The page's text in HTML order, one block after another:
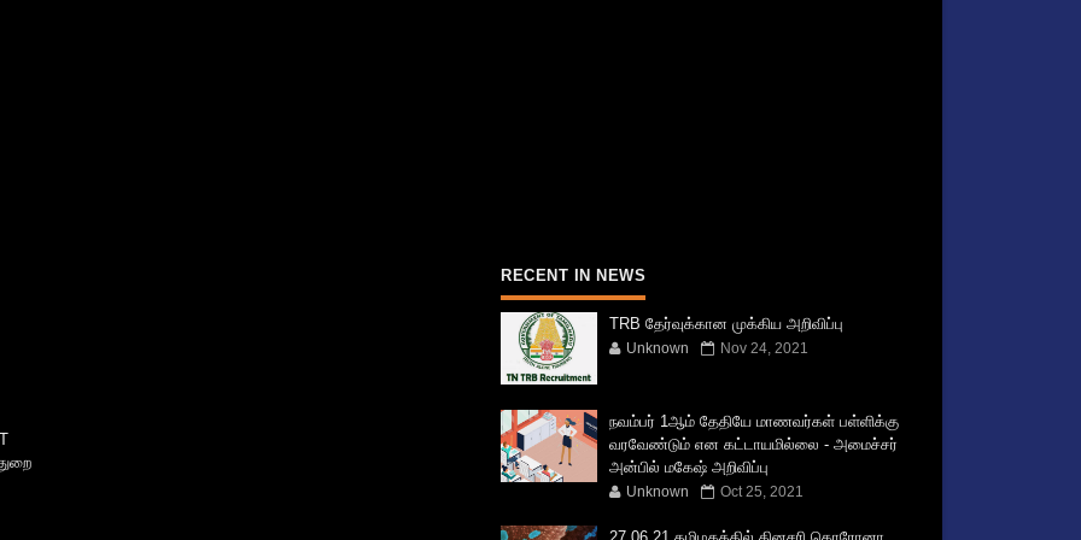
RECENT IN NEWS
TRB தேர்வுக்கான முக்கிய அறிவிப்பு
Unknown Nov 24, 2021
நவம்பர் 1ஆம் தேதியே மாணவர்கள் பள்ளிக்கு
வரவேண்டும் என கட்டாயமில்லை - அமைச்சர்
அன்பில் மகேஷ் அறிவிப்பு
Unknown Oct 25, 2021